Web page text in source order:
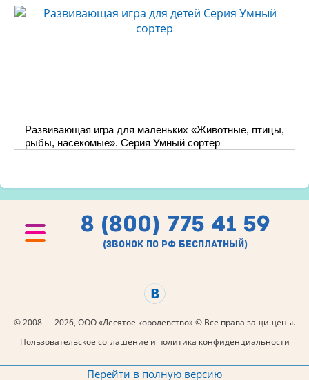
Развивающая игра для маленьких «Животные, птицы,
рыбы, насекомые». Серия Умный сортер
8 (800) 775 41 59
(звонок по рф бесплатный)
© 2008 — 2026, ООО «Десятое королевство» © Все права защищены.
Пользовательское соглашение и политика конфиденциальности
Перейти в полную версию